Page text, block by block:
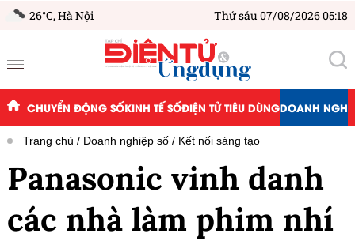
26°C,Hà Nội Thứ sáu 07/08/2026 05:18
CHUYỂN ĐỘNG SỐKINH TẾ SỐĐIỆN TỬ TIÊU DÙNGDOANH
Trang chủ Doanh nghiệp số Kết nối sáng tạo
Panasonic vinh danh
các nhà làm phim nhí